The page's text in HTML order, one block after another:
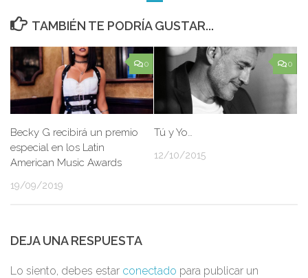
TAMBIÉN TE PODRÍA GUSTAR...
0
Becky G recibirá un premio
especial en los Latin
American Music Awards
19/09/2019
0
Tú y Yo…
12/10/2015
DEJA UNA RESPUESTA
Lo siento, debes estar conectado para publicar un